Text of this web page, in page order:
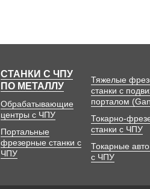
СТАНКИ С ЧПУ
ПО МЕТАЛЛУ
Обрабатывающие
центры с ЧПУ
Портальные
фрезерные станки с
ЧПУ
Тяжелые
станки с
порталом
Токарно-
станки с ЧПУ
Токарные
с ЧПУ